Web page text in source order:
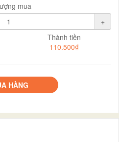
mua
+
Thành tiền
110.500₫
HÀNG